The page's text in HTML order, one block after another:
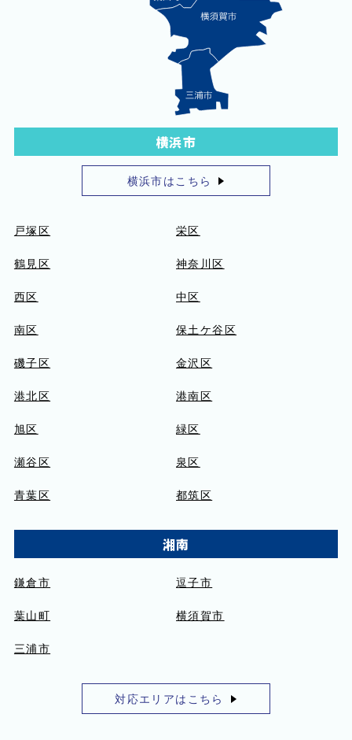
横浜市
横浜市はこちら
戸塚区 栄区
鶴見区 神奈川区
西区 中区
南区 保土ケ谷区
磯子区 金沢区
港北区 港南区
旭区 緑区
瀬谷区 泉区
青葉区 都筑区
湘南
鎌倉市 逗子市
葉山町 横須賀市
三浦市
対応エリアはこちら